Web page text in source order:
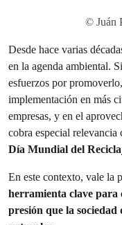
© Juán
Desde hace varias
en la agenda ambiental.
esfuerzos por
implementación en más
empresas, y en el
cobra especial relevancia
Día Mundial del
En este contexto, vale la
herramienta clave
presión que la sociedad